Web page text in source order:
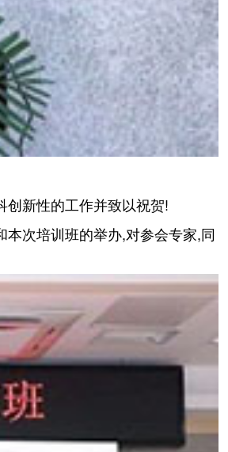
新性的工作并致以祝贺!
次培训班的举办,对参会专家,同